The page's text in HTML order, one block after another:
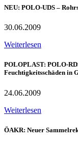
NEU: POLO-UDS –
30.06.2009
Weiterlesen
POLOPLAST: POLO-
Feuchtigkeitsschäden in
24.06.2009
Weiterlesen
ÖAKR: Neuer